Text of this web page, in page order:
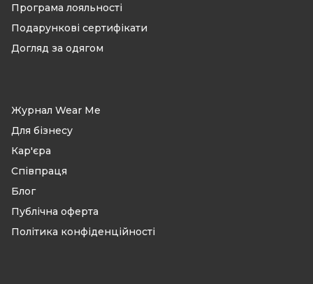
Програма лояльності
Подарункові сертифікати
Догляд за одягом
Журнал Wear Me
Для бізнесу
Кар'єра
Співпраця
Блог
Публічна оферта
Політика конфіденційності